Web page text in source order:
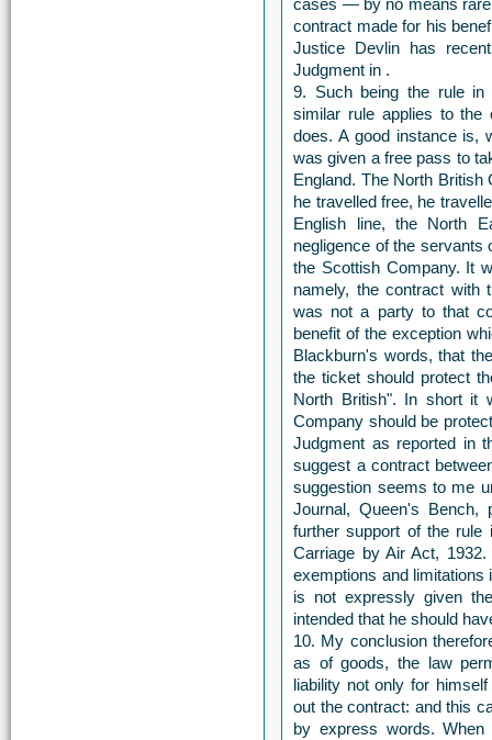
cases — by no means
contract made for his
Justice Devlin has
Judgment in .
9. Such being the rule in
similar rule applies to the
does. A good instance is,
was given a free pass to
England. The North
he travelled free, he
English line, the North
negligence of the servants
the Scottish Company. It
namely, the contract with
was not a party to that
benefit of the exception
Blackburn's words, that
the ticket should protect
North British". In short it
Company should be
Judgment as reported in
suggest a contract
suggestion seems to me
Journal, Queen's
further support of the
Carriage by Air Act,
exemptions and limitations
is not expressly given
intended that he should
10. My conclusion
as of goods, the law
liability not only for
out the contract: and this
by express words.